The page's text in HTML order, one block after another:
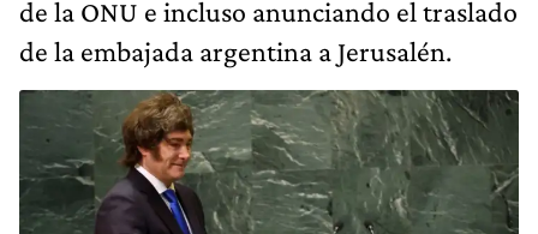
de la ONU e incluso anunciando el traslado
de la embajada argentina a Jerusalén.